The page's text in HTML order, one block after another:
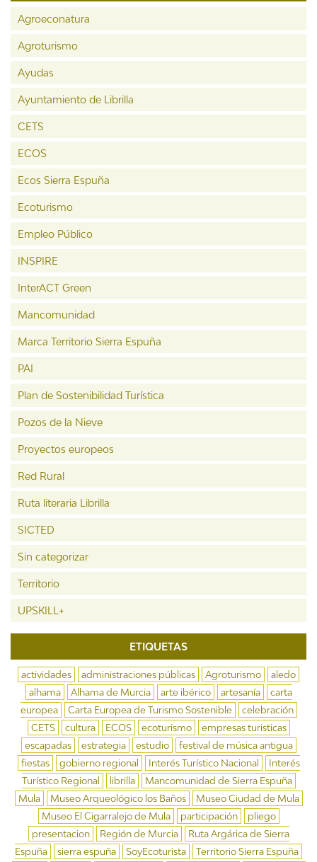
Agroeconatura
Agroturismo
Ayudas
Ayuntamiento de Librilla
CETS
ECOS
Ecos Sierra Espuña
Ecoturismo
Empleo Público
INSPIRE
InterACT Green
Mancomunidad
Marca Territorio Sierra Espuña
PAI
Plan de Sostenibilidad Turística
Pozos de la Nieve
Proyectos europeos
Red Rural
Ruta literaria Librilla
SICTED
Sin categorizar
Territorio
UPSKILL+
ETIQUETAS
actividades administraciones públicas Agroturismo
aledo
alhama
Alhama de Murcia arte ibérico artesanía
carta
europea
Carta Europea de Turismo Sostenible
celebración
CETS
cultura ECOS ecoturismo
empresas turisticas
escapadas
estrategia estudio
festival de música antigua
fiestas
gobierno regional Interés Turístico Nacional
Interés
Turístico Regional
librilla
Mancomunidad de Sierra Espuña
Mula
Museo Arqueológico los Baños
Museo Ciudad de Mula
Museo El Cigarralejo de Mula
participación
pliego
presentacion
Región de Murcia
Ruta Argárica de Sierra
Espuña
sierra espuña SoyEcoturista
Territorio Sierra Espuña